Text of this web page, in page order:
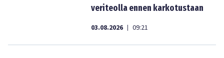
veriteolla ennen karkotustaan
03.08.2026 | 09:21